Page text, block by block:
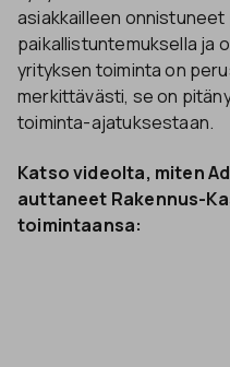
asiakkailleen
paikallistuntemuksella ja
yrityksen toiminta on
merkittävästi, se on
toiminta-ajatuksestaan.
Katso videolta, miten
auttaneet Rakennus-
toimintaansa: